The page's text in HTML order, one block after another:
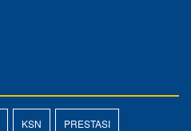
KSN PRESTASI